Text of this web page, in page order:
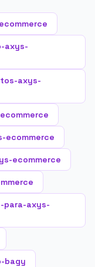
axys-
axys-
ecommerce
ecommerce
axys-
bagy